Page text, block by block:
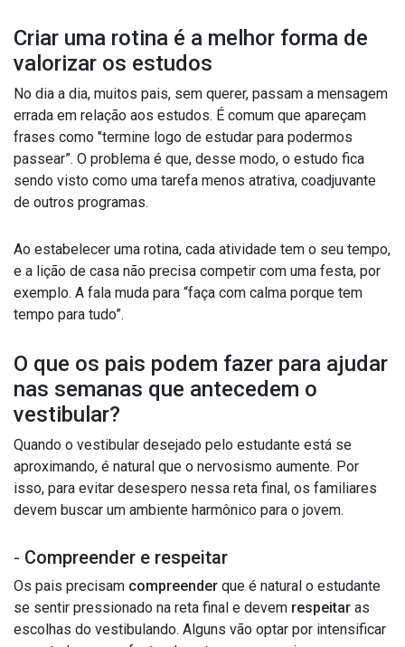
Criar uma rotina é a melhor forma de
valorizar os estudos
No dia a dia, muitos pais, sem querer, passam a mensagem
errada em relação aos estudos. É comum que apareçam
frases como "termine logo de estudar para podermos
passear”. O problema é que, desse modo, o estudo fica
sendo visto como uma tarefa menos atrativa, coadjuvante
de outros programas.
Ao estabelecer uma rotina, cada atividade tem o seu tempo,
e a lição de casa não precisa competir com uma festa, por
exemplo. A fala muda para “faça com calma porque tem
tempo para tudo”.
O que os pais podem fazer para ajudar
nas semanas que antecedem o
vestibular?
Quando o vestibular desejado pelo estudante está se
aproximando, é natural que o nervosismo aumente. Por
isso, para evitar desespero nessa reta final, os familiares
devem buscar um ambiente harmônico para o jovem.
- Compreender e respeitar
Os pais precisam compreender que é natural o estudante
se sentir pressionado na reta final e devem respeitar as
escolhas do vestibulando. Alguns vão optar por intensificar